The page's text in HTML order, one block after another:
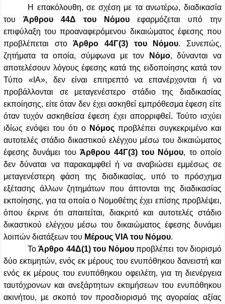
Η επακόλουθη, σε σχέση με τα ανωτέρω, διαδικασία
του Άρθρου 44Δ του Νόμου εφαρμόζεται υπό την
επιφύλαξη του προαναφερόμενου δικαιώματος έφεσης που
προβλέπεται στοΆρθρο 44Γ(3) του Νόμου. Συνεπώς,
ζητήματα τα οποία, σύμφωνα με τον
Νόμο, δύνανται να
αποτελέσουν λόγους έφεσης κατά της ειδοποίησης κατά τον
Τύπο «ΙΑ», δεν είναι επιτρεπτό να επανέρχονται ή να
προβάλλονται σε μεταγενέστερο στάδιο της διαδικασίας
εκποίησης, είτε όταν δεν έχει ασκηθεί εμπρόθεσμα έφεση είτε
όταν τυχόν ασκηθείσα έφεση έχει απορριφθεί. Τούτο ισχύει
ιδίως ενόψει του ότι ο Νόμος προβλέπει συγκεκριμένο και
αυτοτελές στάδιο δικαστικού ελέγχου μέσω του δικαιώματος
έφεσης δυνάμει τουΆρθρου 44Γ(3) του Νόμου, το οποίο
δεν δύναται να παρακαμφθεί ή να αναβιώσει εμμέσως σε
μεταγενέστερη φάση της διαδικασίας, υπό το πρόσχημα
εξέτασης άλλων ζητημάτων που άπτονται της διαδικασίας
εκποίησης, για τα οποία ο Νομοθέτης έχει επίσης προβλέψει,
όπου έκρινε ότι απαιτείται, διακριτό και αυτοτελές στάδιο
δικαστικού ελέγχου μέσω του δικαιώματος έφεσης δυνάμει
λοιπών διατάξεων του Μέρους VIA του Νόμου.
ΤοΆρθρο 44Δ(1) του Νόμουπροβλέπει τον διορισμό
δύο εκτιμητών, ενός εκ μέρους του ενυπόθηκου δανειστή και
ενός εκ μέρους του ενυπόθηκου οφειλέτη, για τη διενέργεια
ταυτόχρονων και ανεξάρτητων εκτιμήσεων του ενυπόθηκου
ακινήτου, με σκοπό τον προσδιορισμό της αγοραίας αξίας